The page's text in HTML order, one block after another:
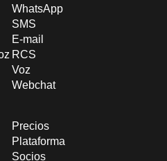
WhatsApp
SMS
E-mail
RCS
Voz
Webchat
Precios
Plataforma
Socios